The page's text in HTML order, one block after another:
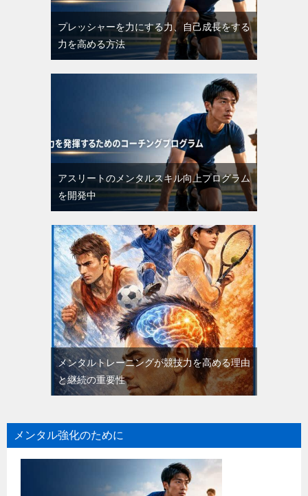
プレッシャーを力にする力、自己成長をする
力を高める方法
アスリートのメンタルスキル向上プログラム
を開発中
メンタルトレーニングが競技力を高める理由
と継続の重要性
メンタル強化のために